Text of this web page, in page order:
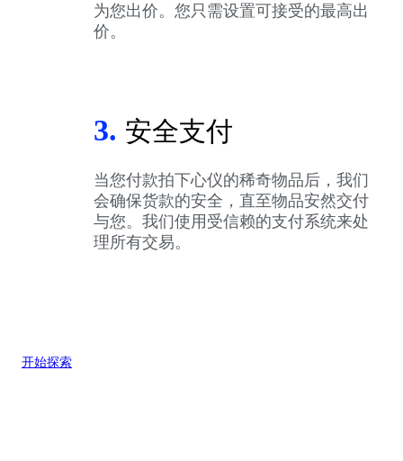
为您出价。您只需设置可接受的最高出
价。
3. 安全支付
当您付款拍下心仪的稀奇物品后，我们
会确保货款的安全，直至物品安然交付
与您。我们使用受信赖的支付系统来处
理所有交易。
开始探索